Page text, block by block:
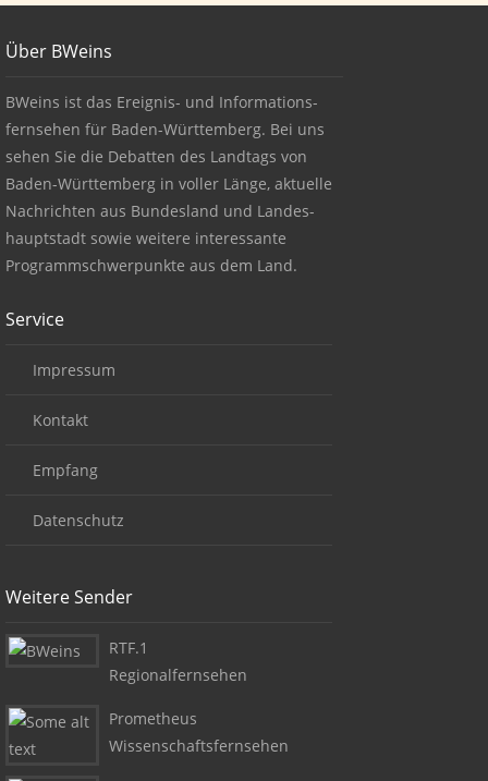
About BWeins
Über BWeins
BWeins ist das Ereignis- und Informations-
fernsehen für Baden-Württemberg. Bei uns
sehen Sie die Debatten des Landtags von
Baden-Württemberg in voller Länge, aktuelle
Nachrichten aus Bundesland und Landes-
hauptstadt sowie weitere interessante
Programmschwerpunkte aus dem Land.
Service
Impressum
Kontakt
Empfang
Datenschutz
Weitere Sender
RTF.1
Regionalfernsehen
Prometheus
Wissenschaftsfernsehen